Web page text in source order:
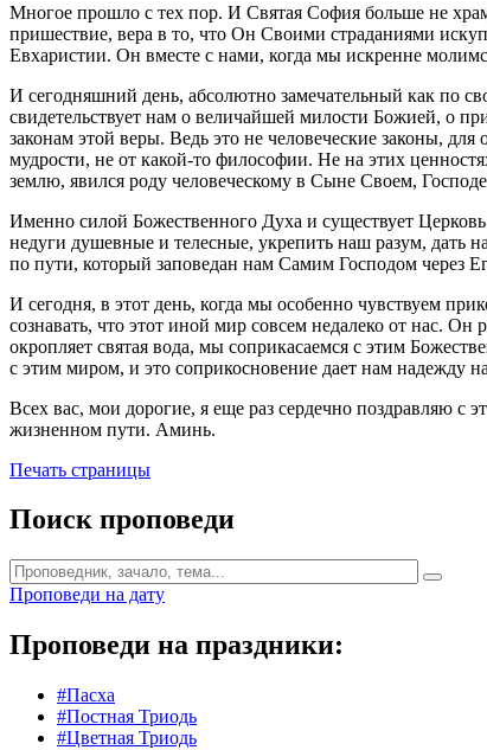
Многое прошло с тех пор. И Святая София больше не
пришествие, вера в то, что Он Своими страданиями
Евхаристии. Он вместе с нами, когда мы искренне
И сегодняшний день, абсолютно замечательный как по
свидетельствует нам о величайшей милости Божией, о
законам этой веры. Ведь это не человеческие законы,
мудрости, не от какой-то философии. Не на этих
землю, явился роду человеческому в Сыне Своем,
Именно силой Божественного Духа и существует
недуги душевные и телесные, укрепить наш разум, дать
по пути, который заповедан нам Самим Господом через
И сегодня, в этот день, когда мы особенно чувствуем
сознавать, что этот иной мир совсем недалеко от нас.
окропляет святая вода, мы соприкасаемся с этим
с этим миром, и это соприкосновение дает нам надежду
Всех вас, мои дорогие, я еще раз сердечно поздравляю
жизненном пути. Аминь.
Печать страницы
Поиск проповеди
Проповеди на дату
Проповеди на праздники:
#Пасха
#Постная Триодь
#Цветная Триодь